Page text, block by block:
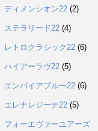
ディメンシオン22 (2)
ステラリード22 (4)
レトロクラシック22 (6)
ハイアーラヴ22 (5)
エンパイアブルー22 (6)
エレナレジーナ22 (5)
フォーエヴァーユアーズ